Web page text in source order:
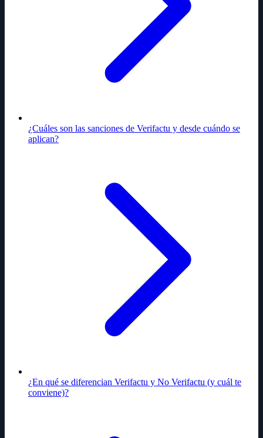
¿Cuáles son las sanciones de Verifactu y desde cuándo se
aplican?
¿En qué se diferencian Verifactu y No Verifactu (y cuál te
conviene)?